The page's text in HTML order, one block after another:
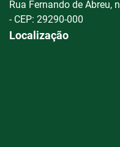
Rua Fernando de Abreu,
- CEP: 29290-000
Localização